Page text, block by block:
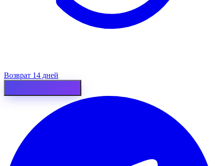
Возврат 14 дней